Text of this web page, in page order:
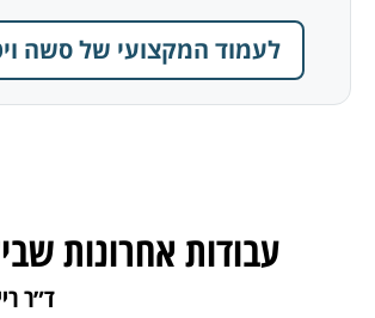
לעמוד המקצועי של סשה
עבודות אחרונות
ד״ר